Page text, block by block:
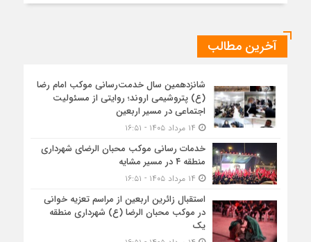
آخرین مطالب
شانزدهمین سال خدمت‌رسانی موکب امام رضا
(ع) پتروشیمی اروند؛ روایتی از مسئولیت
اجتماعی در مسیر اربعین
خدمات رسانی موکب محبان الرضای شهرداری
منطقه ۴ در مسیر مشایه
استقبال زائرین اربعین از مراسم تعزیه خوانی
در موکب محبان الرضا (ع) شهرداری منطقه
یک